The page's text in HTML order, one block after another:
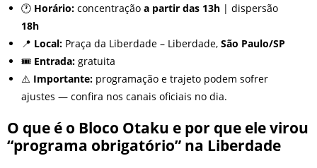
🕐 Horário: concentração a partir das 13h | dispersão
18h
📍 Local: Praça da Liberdade – Liberdade, São Paulo/SP
🎟️ Entrada: gratuita
⚠️ Importante: programação e trajeto podem sofrer
ajustes — confira nos canais oficiais no dia.
O que é o Bloco Otaku e por que ele virou
“programa obrigatório” na Liberdade